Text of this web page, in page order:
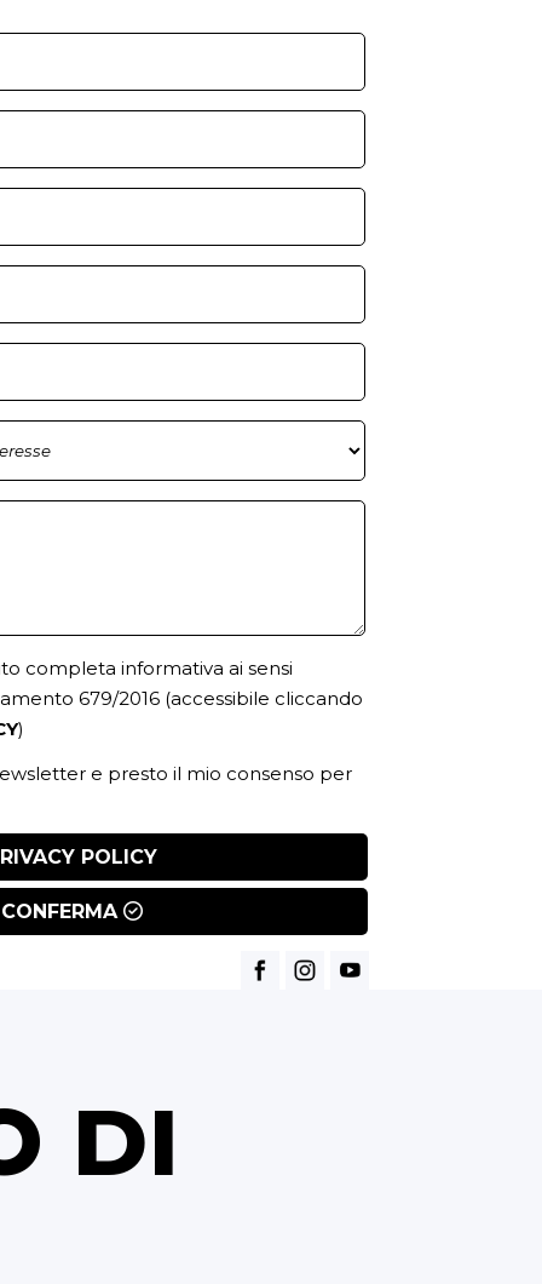
completa informativa ai sensi
679/2016 (accessibile cliccando
)
e presto il mio consenso per
POLICY
CONFERMA
DI